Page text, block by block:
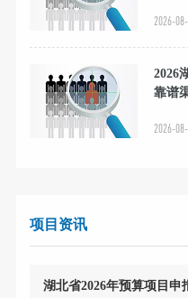
2026-
2026
靠谱
2026-
项目资讯
湖北省2026年预算项目